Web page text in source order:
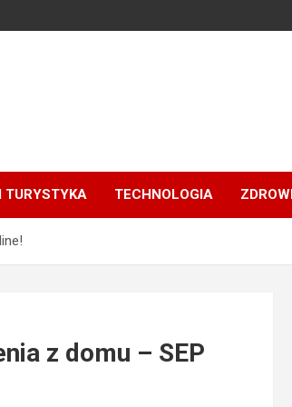
TURYSTYKA TECHNOLOGIA
z domu – SEP